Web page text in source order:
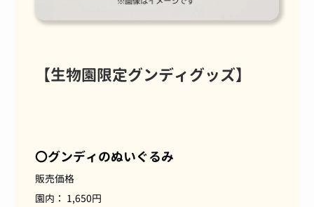
【生物園限定グンディグッズ】
〇グンディのぬいぐるみ
販売価格
園内： 1,650円